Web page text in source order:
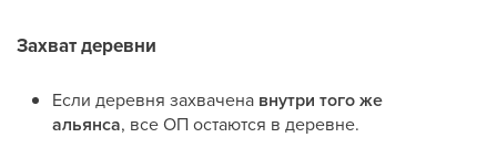
Захват деревни
Если деревня захвачена внутри того же
альянса, все ОП остаются в деревне.